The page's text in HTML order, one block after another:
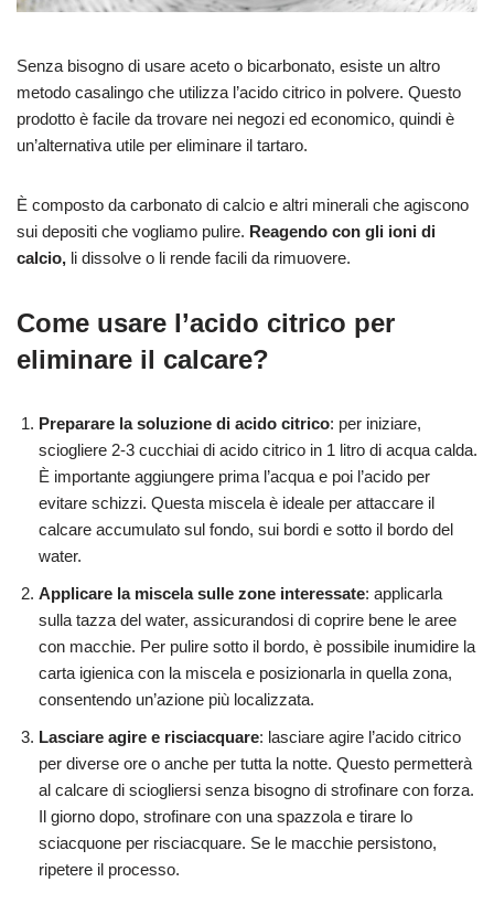
Senza bisogno di usare aceto o bicarbonato, esiste un altro
metodo casalingo che utilizza l’acido citrico in polvere. Questo
prodotto è facile da trovare nei negozi ed economico, quindi è
un’alternativa utile per eliminare il tartaro.
È composto da carbonato di calcio e altri minerali che agiscono
sui depositi che vogliamo pulire. Reagendo con gli ioni di
calcio, li dissolve o li rende facili da rimuovere.
Come usare l’acido citrico per
eliminare il calcare?
Preparare la soluzione di acido citrico: per iniziare,
sciogliere 2-3 cucchiai di acido citrico in 1 litro di acqua calda.
È importante aggiungere prima l’acqua e poi l’acido per
evitare schizzi. Questa miscela è ideale per attaccare il
calcare accumulato sul fondo, sui bordi e sotto il bordo del
water.
Applicare la miscela sulle zone interessate: applicarla
sulla tazza del water, assicurandosi di coprire bene le aree
con macchie. Per pulire sotto il bordo, è possibile inumidire la
carta igienica con la miscela e posizionarla in quella zona,
consentendo un’azione più localizzata.
Lasciare agire e risciacquare: lasciare agire l’acido citrico
per diverse ore o anche per tutta la notte. Questo permetterà
al calcare di sciogliersi senza bisogno di strofinare con forza.
Il giorno dopo, strofinare con una spazzola e tirare lo
sciacquone per risciacquare. Se le macchie persistono,
ripetere il processo.